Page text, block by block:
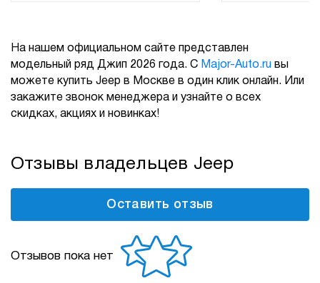
На нашем официальном сайте представлен
модельный ряд Джип 2026 года. С Major-Auto.ru вы
можете купить Jeep в Москве в один клик онлайн. Или
закажите звонок менеджера и узнайте о всех
скидках, акциях и новинках!
Отзывы владельцев Jeep
Оставить отзыв
Отзывов пока нет